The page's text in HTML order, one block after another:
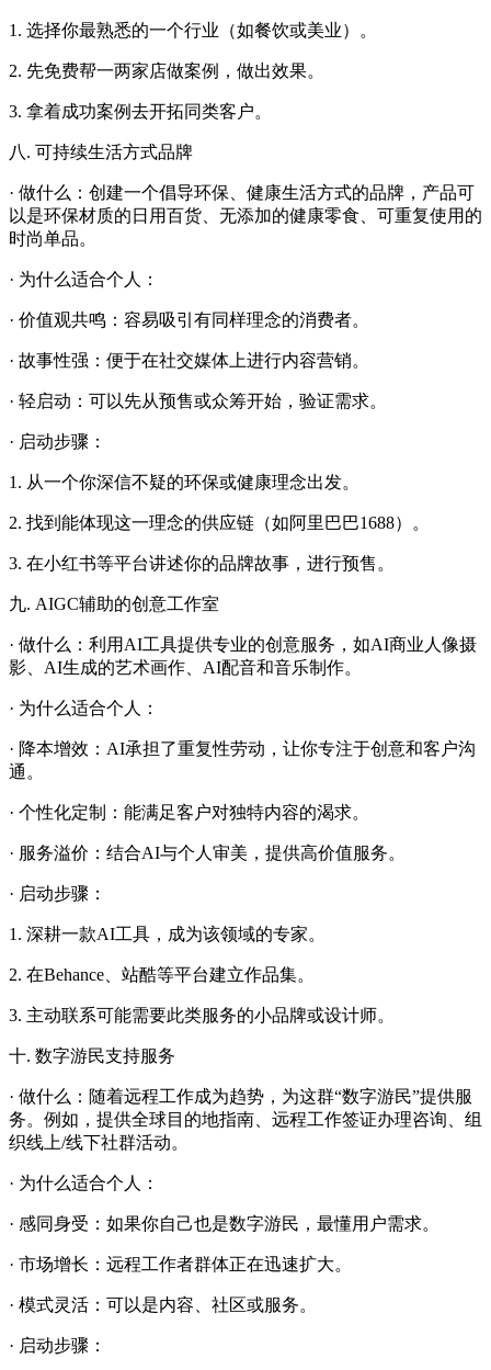
1. 选择你最熟悉的一个行业（如餐饮或美业）。
2. 先免费帮一两家店做案例，做出效果。
3. 拿着成功案例去开拓同类客户。
八. 可持续生活方式品牌
· 做什么：创建一个倡导环保、健康生活方式的品牌，产品可
以是环保材质的日用百货、无添加的健康零食、可重复使用的
时尚单品。
· 为什么适合个人：
· 价值观共鸣：容易吸引有同样理念的消费者。
· 故事性强：便于在社交媒体上进行内容营销。
· 轻启动：可以先从预售或众筹开始，验证需求。
· 启动步骤：
1. 从一个你深信不疑的环保或健康理念出发。
2. 找到能体现这一理念的供应链（如阿里巴巴1688）。
3. 在小红书等平台讲述你的品牌故事，进行预售。
九. AIGC辅助的创意工作室
· 做什么：利用AI工具提供专业的创意服务，如AI商业人像摄
影、AI生成的艺术画作、AI配音和音乐制作。
· 为什么适合个人：
· 降本增效：AI承担了重复性劳动，让你专注于创意和客户沟
通。
· 个性化定制：能满足客户对独特内容的渴求。
· 服务溢价：结合AI与个人审美，提供高价值服务。
· 启动步骤：
1. 深耕一款AI工具，成为该领域的专家。
2. 在Behance、站酷等平台建立作品集。
3. 主动联系可能需要此类服务的小品牌或设计师。
十. 数字游民支持服务
· 做什么：随着远程工作成为趋势，为这群“数字游民”提供服
务。例如，提供全球目的地指南、远程工作签证办理咨询、组
织线上/线下社群活动。
· 为什么适合个人：
· 感同身受：如果你自己也是数字游民，最懂用户需求。
· 市场增长：远程工作者群体正在迅速扩大。
· 模式灵活：可以是内容、社区或服务。
· 启动步骤：